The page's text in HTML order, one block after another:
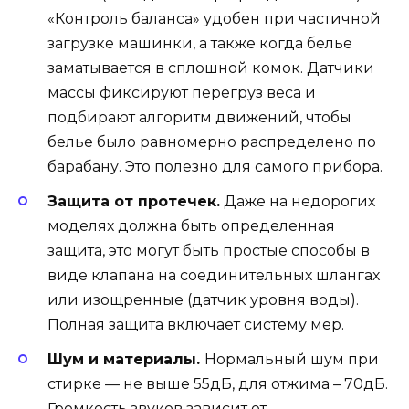
«Контроль баланса» удобен при частичной
загрузке машинки, а также когда белье
заматывается в сплошной комок. Датчики
массы фиксируют перегруз веса и
подбирают алгоритм движений, чтобы
белье было равномерно распределено по
барабану. Это полезно для самого прибора.
Защита от протечек. Даже на недорогих
моделях должна быть определенная
защита, это могут быть простые способы в
виде клапана на соединительных шлангах
или изощренные (датчик уровня воды).
Полная защита включает систему мер.
Шум и материалы. Нормальный шум при
стирке — не выше 55дБ, для отжима – 70дБ.